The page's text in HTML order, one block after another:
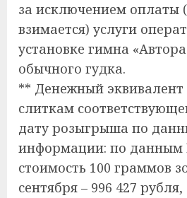
за исключением оплаты
взимается) услуги
установке гимна
обычного гудка.
** Денежный
слиткам
дату розыгрыша по
информации: по данным
стоимость 100 граммов
сентября – 996 427